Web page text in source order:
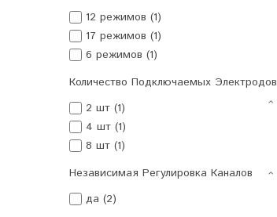
12 режимов (1)
17 режимов (1)
6 режимов (1)
Количество Подключаемых Электродов
2 шт (1)
4 шт (1)
8 шт (1)
Независимая Регулировка Каналов
да (2)